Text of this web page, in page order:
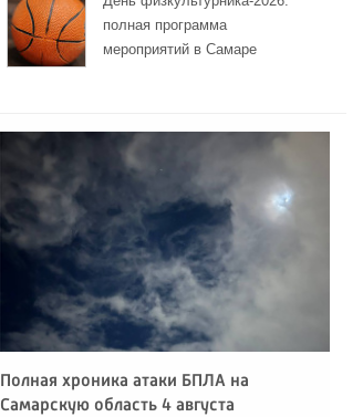
полная программа
мероприятий в Самаре
Полная хроника атаки БПЛА на
Самарскую область 4 августа